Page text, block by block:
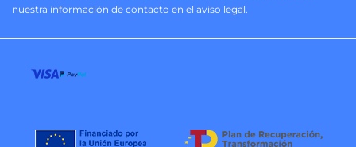
nuestra información de contacto en el aviso legal.